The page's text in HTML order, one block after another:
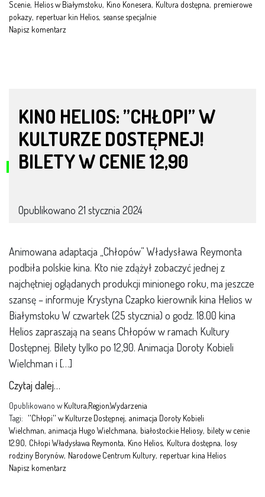
Scenie, Helios w Białymstoku, Kino Konesera, Kultura dostępna, premierowe
pokazy, repertuar kin Helios, seanse specjalnie
Napisz komentarz
KINO HELIOS: ”CHŁOPI” W
KULTURZE DOSTĘPNEJ!
BILETY W CENIE 12,90
Opublikowano 21 stycznia 2024
Animowana adaptacja „Chłopów” Władysława Reymonta
podbiła polskie kina. Kto nie zdążył zobaczyć jednej z
najchętniej oglądanych produkcji minionego roku, ma jeszcze
szansę – informuje Krystyna Czapko kierownik kina Helios w
Białymstoku W czwartek (25 stycznia) o godz. 18.00 kina
Helios zapraszają na seans Chłopów w ramach Kultury
Dostępnej. Bilety tylko po 12,90. Animacja Doroty Kobieli
Wielchman i […]
Czytaj dalej…
Opublikowano w Kultura,Region,Wydarzenia
Tagi: ''Chłopi'' w Kulturze Dostępnej, animacja Doroty Kobieli
Wielchman, animacja Hugo Wielchmana, białostockie Heliosy, bilety w cenie
12.90, Chłopi Władysława Reymonta, Kino Helios, Kultura dostępna, losy
rodziny Borynów, Narodowe Centrum Kultury, repertuar kina Helios
Napisz komentarz